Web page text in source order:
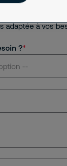
de vos
adaptée à vos
?
--
de Securitas